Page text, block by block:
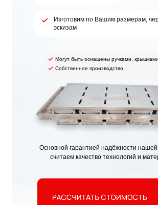
Основной гарантией надёжности нашей
считаем качество технологий и
Изготовим по Вашим размерам,
эскизам
Могут быть оснащены ручками,
Собственное производство